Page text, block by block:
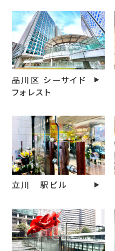
品川区 シーサイド
フォレスト
立川 駅ビル